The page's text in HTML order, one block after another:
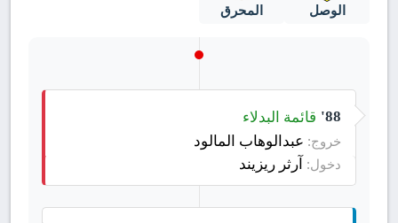
الوصل المحرق
88' قائمة البدلاء
خروج: عبدالوهاب المالود
دخول: آرثر ريزيند